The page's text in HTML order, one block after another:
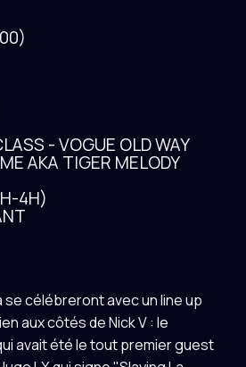
- VOGUE OLD WAY
AKA TIGER MELODY
4H)
se célébreront avec un line up
aux côtés de Nick V : le
avait été le tout premier guest